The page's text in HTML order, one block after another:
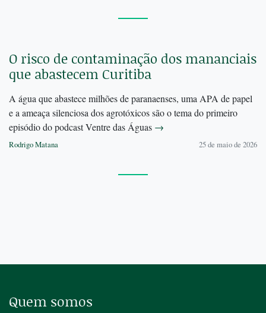
O risco de contaminação dos mananciais
que abastecem Curitiba
A água que abastece milhões de paranaenses, uma APA de papel
e a ameaça silenciosa dos agrotóxicos são o tema do primeiro
episódio do podcast Ventre das Águas →
Rodrigo Matana 25 de maio de 2026
Quem somos